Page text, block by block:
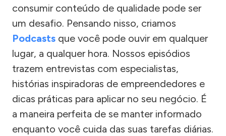
consumir conteúdo de qualidade pode ser
um desafio. Pensando nisso, criamos
Podcasts que você pode ouvir em qualquer
lugar, a qualquer hora. Nossos episódios
trazem entrevistas com especialistas,
histórias inspiradoras de empreendedores e
dicas práticas para aplicar no seu negócio. É
a maneira perfeita de se manter informado
enquanto você cuida das suas tarefas diárias.